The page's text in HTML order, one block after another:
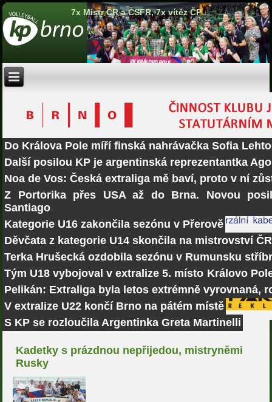
7x Mistr ČR a ČSFR, 7x vítěz ČP
Do Králova Pole míří finská nahrávačka Sofia Lehto
Další posilou KP je argentinská reprezentantka
Noa de Vos: Česká extraliga mě baví, proto v ní
Z Portorika přes USA až do Brna. Novou
Santiago
Kategorie U16 zakončila sezónu v Přerově
Děvčata z kategorie U14 skončila na mistrovství
Terka Hrušecká ozdobila sezónu v Rumunsku
Tým U18 vybojoval v extralize 5. místo Královo
Pelikán: Extraliga byla letos extrémně vyrovnaná,
V extralize U22 končí Brno na pátém místě
S KP se rozloučila Argentinka Greta Martinelli
Kadetky s prázdnou nepřijedou, mistryněmi
Rusky